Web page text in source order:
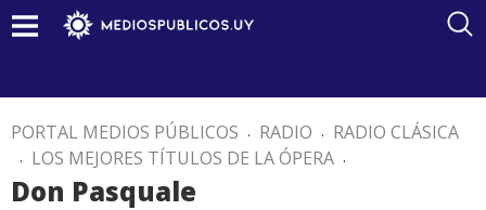
PORTAL MEDIOS PÚBLICOS . RADIO . RADIO CLÁSICA
. LOS MEJORES TÍTULOS DE LA ÓPERA .
Don Pasquale